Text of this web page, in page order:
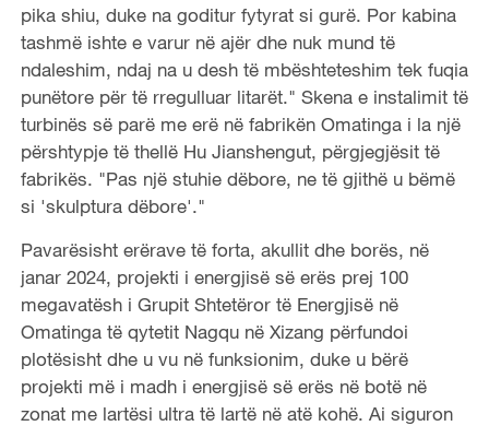
pika shiu, duke na goditur fytyrat si gurë. Por kabina
tashmë ishte e varur në ajër dhe nuk mund të
ndaleshim, ndaj na u desh të mbështeteshim tek fuqia
punëtore për të rregulluar litarët." Skena e instalimit të
turbinës së parë me erë në fabrikën Omatinga i la një
përshtypje të thellë Hu Jianshengut, përgjegjësit të
fabrikës. "Pas një stuhie dëbore, ne të gjithë u bëmë
si 'skulptura dëbore'."
Pavarësisht erërave të forta, akullit dhe borës, në
janar 2024, projekti i energjisë së erës prej 100
megavatësh i Grupit Shtetëror të Energjisë në
Omatinga të qytetit Nagqu në Xizang përfundoi
plotësisht dhe u vu në funksionim, duke u bërë
projekti më i madh i energjisë së erës në botë në
zonat me lartësi ultra të lartë në atë kohë. Ai siguron